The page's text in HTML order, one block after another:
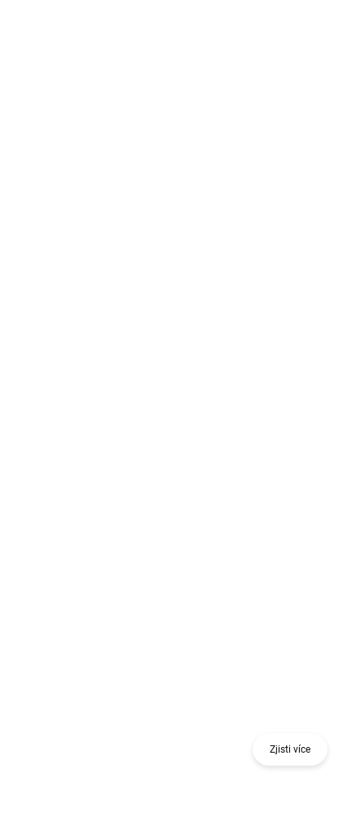
Zjisti více